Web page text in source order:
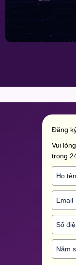
Đăng
Vui
trong